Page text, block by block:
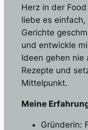
Herz in der
liebe es
Gerichte
und entwickle
Ideen gehen nie
Rezepte und
Mittelpunkt.
Meine
Gründerin: